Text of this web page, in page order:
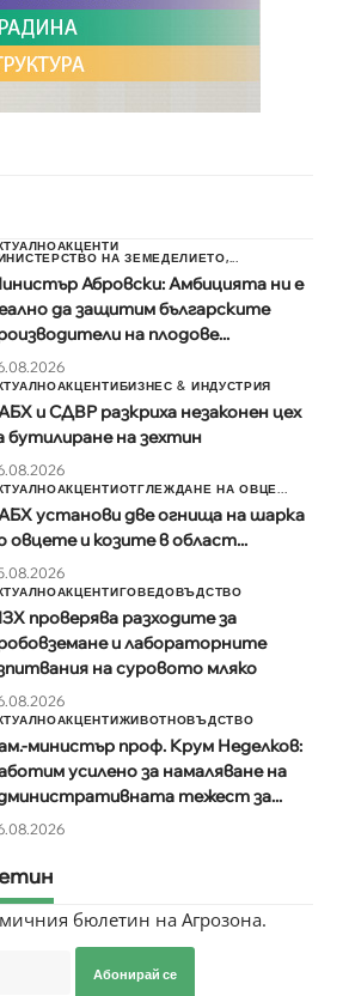
АКЦЕНТИ
НА ЗЕМЕДЕЛИЕТО,...
Абровски: Амбицията ни е
да защитим българските
на плодове...
АКЦЕНТИБИЗНЕС & ИНДУСТРИЯ
и СДВР разкриха незаконен цех
бутилиране на зехтин
АКЦЕНТИОТГЛЕЖДАНЕ НА ОВЦЕ...
установи две огнища на шарка
овцете и козите в област...
АКЦЕНТИГОВЕДОВЪДСТВО
проверява разходите за
и лабораторните
на суровото мляко
АКЦЕНТИЖИВОТНОВЪДСТВО
министър проф. Крум Неделков:
усилено за намаляване на
тежест за...
бюлетин на Агрозона.
Абонирай се